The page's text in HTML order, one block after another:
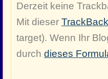
Derzeit keine
Mit dieser
target). Wenn Ihr
durch dieses